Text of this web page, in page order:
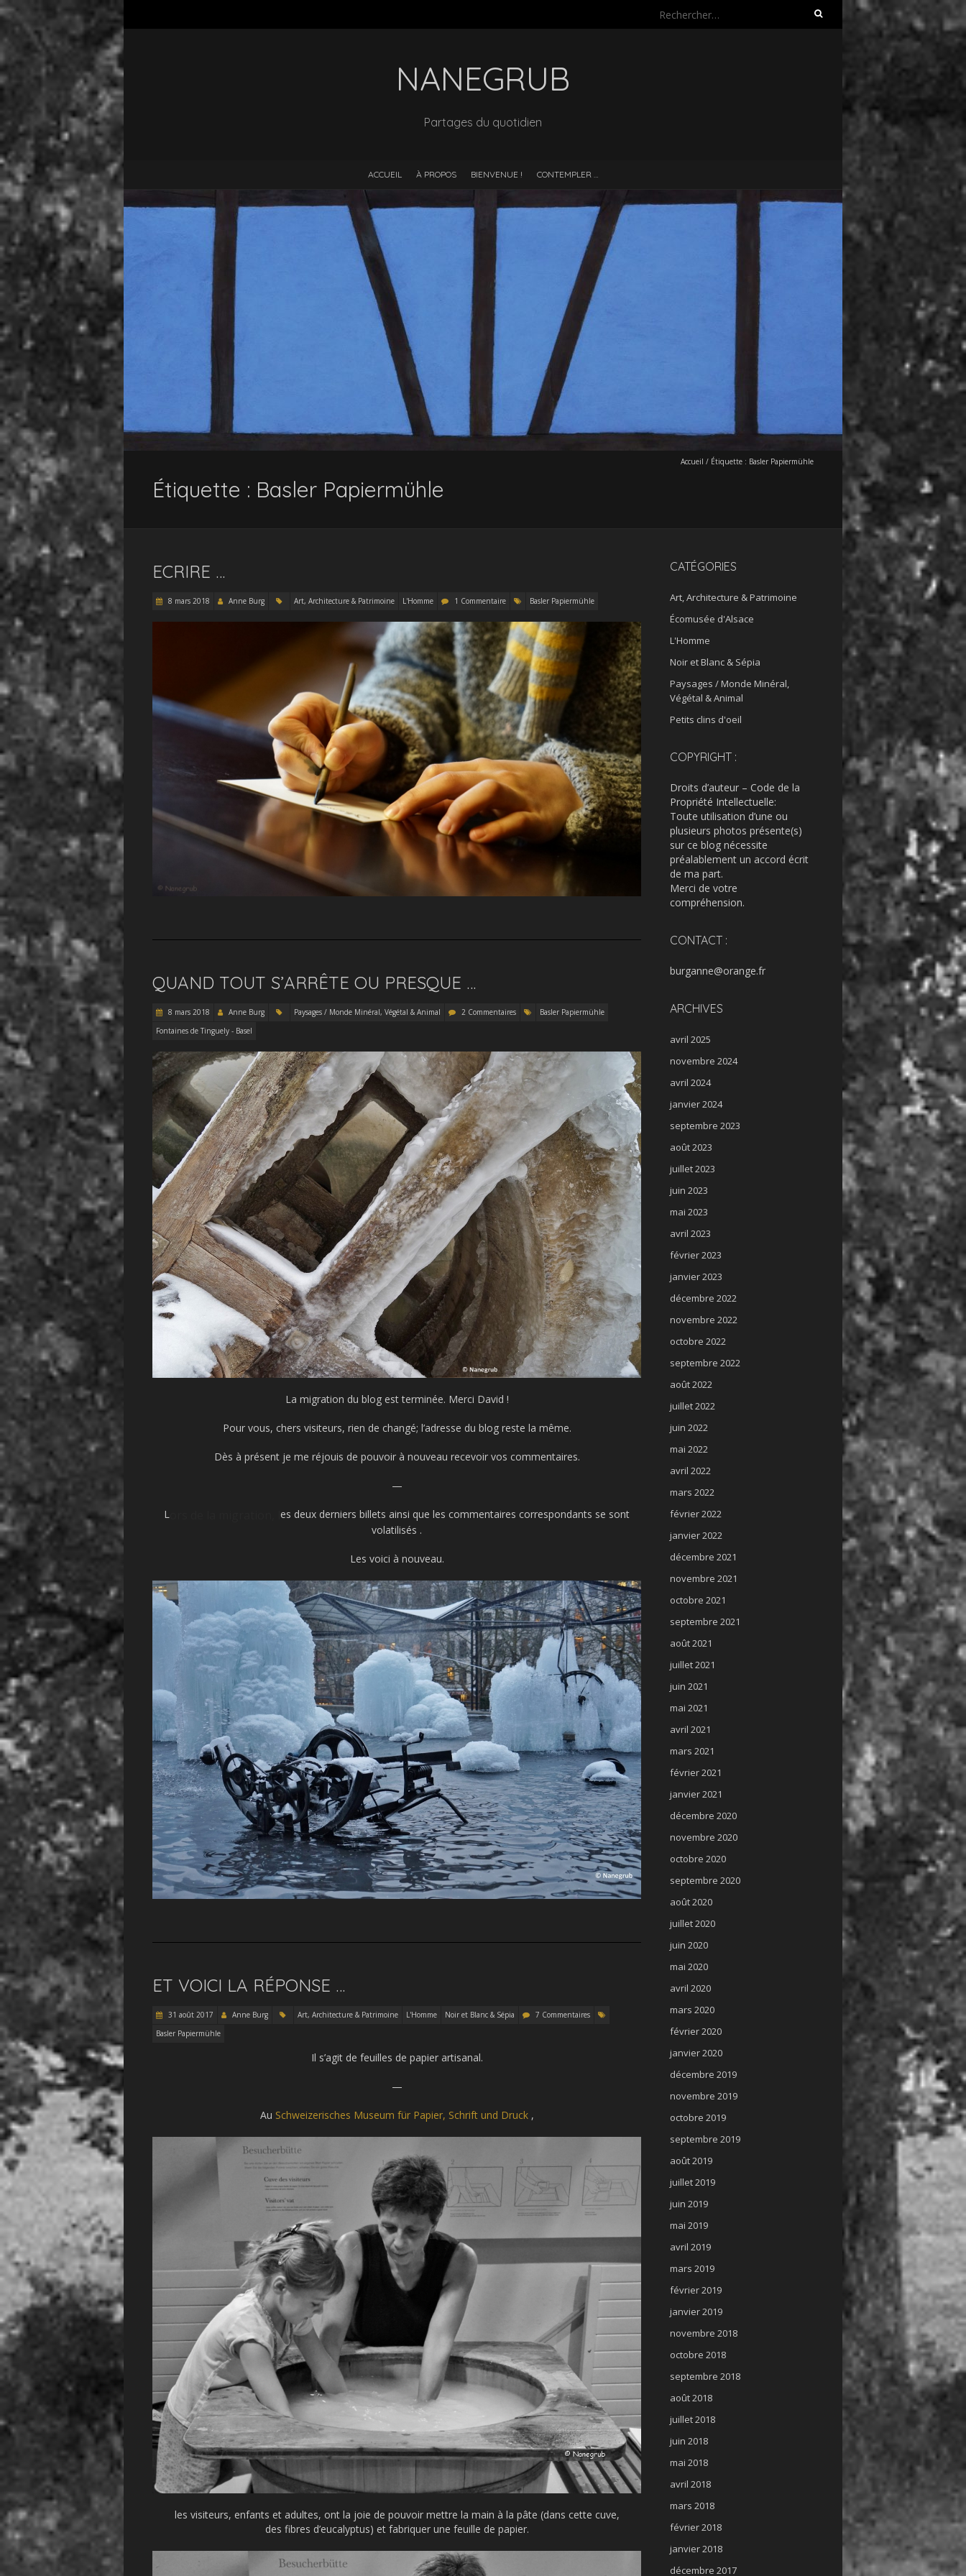
Rechercher :
NANEGRUB
Partages du quotidien
ACCUEIL À PROPOS BIENVENUE ! CONTEMPLER …
Accueil / Étiquette : Basler Papiermühle
Étiquette : Basler Papiermühle
ECRIRE …
8 mars 2018 Anne Burg Art, Architecture & Patrimoine L'Homme 1 Commentaire Basler Papiermühle
QUAND TOUT S’ARRÊTE OU PRESQUE …
8 mars 2018 Anne Burg Paysages / Monde Minéral, Végétal & Animal 2 Commentaires
Basler Papiermühle
Fontaines de Tinguely - Basel
La migration du blog est terminée. Merci David !
Pour vous, chers visiteurs, rien de changé; l’adresse du blog reste la même.
Dès à présent je me réjouis de pouvoir à nouveau recevoir vos commentaires.
—
L
es deux derniers billets ainsi que les commentaires correspondants se sont
volatilisés .
Les voici à nouveau.
ET VOICI LA RÉPONSE …
31 août 2017 Anne Burg Art, Architecture & Patrimoine L'Homme Noir et Blanc & Sépia
7 Commentaires
Basler Papiermühle
Il s’agit de feuilles de papier artisanal.
—
Au Schweizerisches Museum für Papier, Schrift und Druck,
les visiteurs, enfants et adultes, ont la joie de pouvoir mettre la main à la pâte (dans cette cuve,
des fibres d’eucalyptus) et fabriquer une feuille de papier.
CATÉGORIES
Art, Architecture & Patrimoine
Écomusée d'Alsace
L'Homme
Noir et Blanc & Sépia
Paysages / Monde Minéral,
Végétal & Animal
Petits clins d'oeil
COPYRIGHT :
Droits d’auteur – Code de la
Propriété Intellectuelle:
Toute utilisation d’une ou
plusieurs photos présente(s)
sur ce blog nécessite
préalablement un accord écrit
de ma part.
Merci de votre
compréhension.
CONTACT :
burganne@orange.fr
ARCHIVES
avril 2025
novembre 2024
avril 2024
janvier 2024
septembre 2023
août 2023
juillet 2023
juin 2023
mai 2023
avril 2023
février 2023
janvier 2023
décembre 2022
novembre 2022
octobre 2022
septembre 2022
août 2022
juillet 2022
juin 2022
mai 2022
avril 2022
mars 2022
février 2022
janvier 2022
décembre 2021
novembre 2021
octobre 2021
septembre 2021
août 2021
juillet 2021
juin 2021
mai 2021
avril 2021
mars 2021
février 2021
janvier 2021
décembre 2020
novembre 2020
octobre 2020
septembre 2020
août 2020
juillet 2020
juin 2020
mai 2020
avril 2020
mars 2020
février 2020
janvier 2020
décembre 2019
novembre 2019
octobre 2019
septembre 2019
août 2019
juillet 2019
juin 2019
mai 2019
avril 2019
mars 2019
février 2019
janvier 2019
novembre 2018
octobre 2018
septembre 2018
août 2018
juillet 2018
juin 2018
mai 2018
avril 2018
mars 2018
février 2018
janvier 2018
décembre 2017